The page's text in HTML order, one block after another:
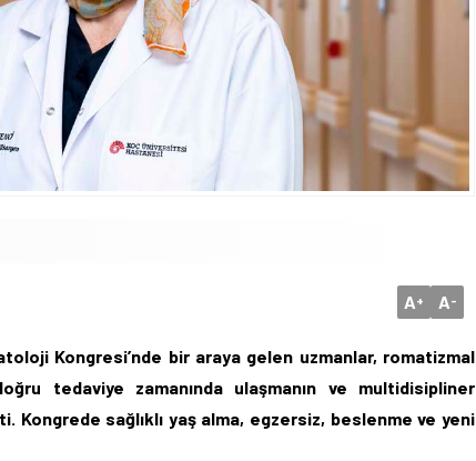
A+ A-
Kongresi’nde bir araya gelen uzmanlar, romatizmal
tedaviye zamanında ulaşmanın ve multidisipliner
Kongrede sağlıklı yaş alma, egzersiz, beslenme ve yeni